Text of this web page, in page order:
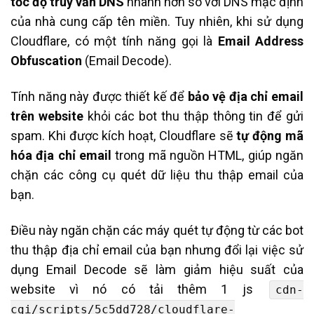
của nhà cung cấp tên miền. Tuy nhiên, khi sử dụng
Cloudflare, có một tính năng gọi là Email Address
Obfuscation (Email Decode).
Tính năng này được thiết kế để bảo vệ địa chỉ email
trên websitekhỏi các bot thu thập thông tin để gửi
spam. Khi được kích hoạt, Cloudflare sẽtự động mã
hóa địa chỉ email trong mã nguồn HTML, giúp ngăn
chặn các công cụ quét dữ liệu thu thập email của
bạn.
Điều này ngăn chặn các máy quét tự động từ các bot
thu thập địa chỉ email của bạn nhưng đổi lại việc sử
dụng Email Decode sẽ làm giảm hiệu suất của
website vì nó có tải thêm 1 js
cdn-
cgi/scripts/5c5dd728/cloudflare-